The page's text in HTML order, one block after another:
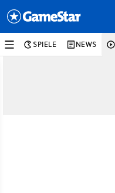
SPIELE NEWS